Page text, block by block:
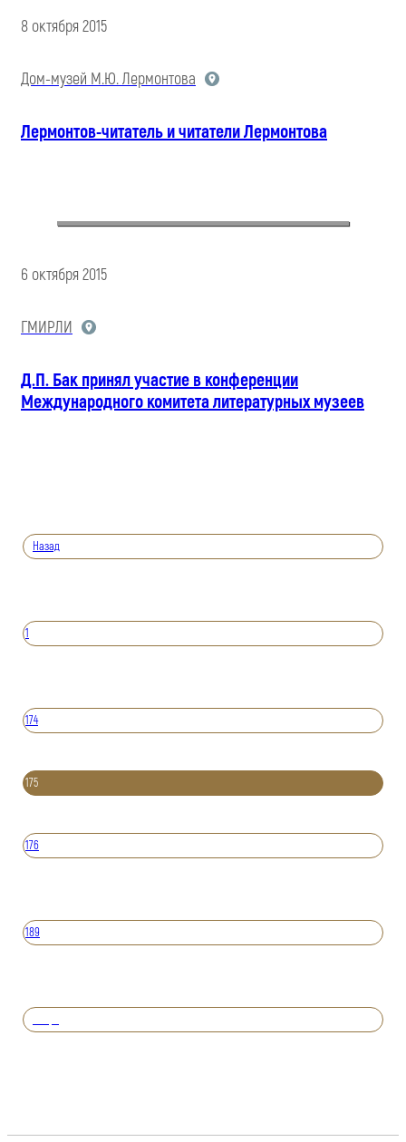
8 октября 2015
Дом-музей М.Ю. Лермонтова
Лермонтов-читатель и читатели Лермонтова
6 октября 2015
ГМИРЛИ
Д.П. Бак принял участие в конференции
Международного комитета литературных музеев
Назад
1
174
175
176
189